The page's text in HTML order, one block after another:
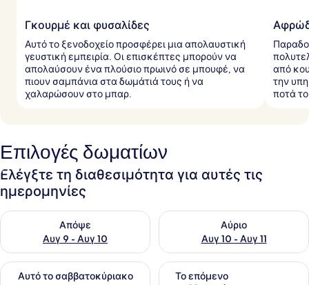
Γκουρμέ και φυσαλίδες
Αυτό το ξενοδοχείο προσφέρει μια απολαυστική
γευστική εμπειρία. Οι επισκέπτες μπορούν να
απολαύσουν ένα πλούσιο πρωινό σε μπουφέ, να
πιουν σαμπάνια στα δωμάτιά τους ή να
χαλαρώσουν στο μπαρ.
από
την
ποτά
Επιλογές δωματίων
Ελέγξτε τη διαθεσιμότητα για αυτές τις
ημερομηνίες
Απόψε
Αυγ 9 - Αυγ 10
Έλεγχος διαθεσιμότητας για απόψε Αυγ 9 - Αυγ 10
Αύριο
Αυγ 10 - Αυγ 11
Έλεγχος διαθεσιμότητας
Αυτό το σαββατοκύριακο
Έλεγχος διαθεσιμότητας για αυτό το σαββατοκύριακο Αυγ
Το επόμενο
Έλεγχος διαθεσιμότητας